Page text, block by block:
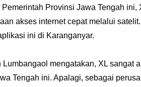
Provinsi Jawa Tengah ini,
akses internet cepat melalui
ini di Karanganyar.
mengatakan, XL sangat
Tengah ini. Apalagi, sebagai